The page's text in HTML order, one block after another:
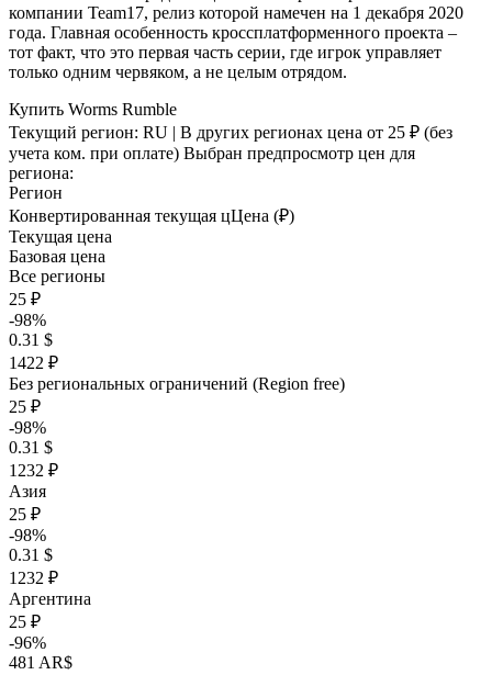
компании Team17, релиз которой намечен на 1 декабря 2020
года. Главная особенность кроссплатформенного проекта –
тот факт, что это первая часть серии, где игрок управляет
только одним червяком, а не целым отрядом.
Купить Worms Rumble
Текущий регион: RU | В других регионах цена от 25 ₽ (без
учета ком. при оплате) Выбран предпросмотр цен для
региона:
Регион
Конвертированная текущая цЦена (₽)
Текущая цена
Базовая цена
Все регионы
25 ₽
-98%
0.31 $
1422 ₽
Без региональных ограничений (Region free)
25 ₽
-98%
0.31 $
1232 ₽
Азия
25 ₽
-98%
0.31 $
1232 ₽
Аргентина
25 ₽
-96%
481 AR$